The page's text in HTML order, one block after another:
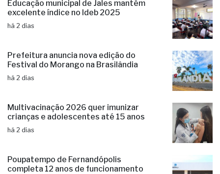
Educação municipal de Jales mantém
excelente índice no Ideb 2025
há 2 dias
Prefeitura anuncia nova edição do
Festival do Morango na Brasilândia
há 2 dias
Multivacinação 2026 quer imunizar
crianças e adolescentes até 15 anos
há 2 dias
Poupatempo de Fernandópolis
completa 12 anos de funcionamento